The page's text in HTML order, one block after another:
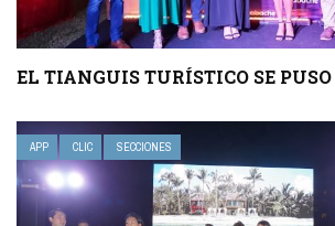
EL TIANGUIS TURÍSTICO SE
APP CLIC SECCIONES